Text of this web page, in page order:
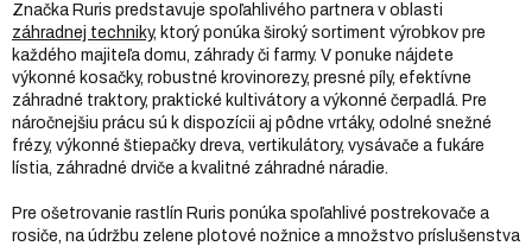
Značka Ruris predstavuje spoľahlivého partnera v oblasti
záhradnej techniky, ktorý ponúka široký sortiment výrobkov pre
každého majiteľa domu, záhrady či farmy. V ponuke nájdete
výkonné kosačky, robustné krovinorezy, presné píly, efektívne
záhradné traktory, praktické kultivátory a výkonné čerpadlá. Pre
náročnejšiu prácu sú k dispozícii aj pôdne vrtáky, odolné snežné
frézy, výkonné štiepačky dreva, vertikulátory, vysávače a fukáre
lístia, záhradné drviče a kvalitné záhradné náradie.
Pre ošetrovanie rastlín Ruris ponúka spoľahlivé postrekovače a
rosiče, na údržbu zelene plotové nožnice a množstvo príslušenstva